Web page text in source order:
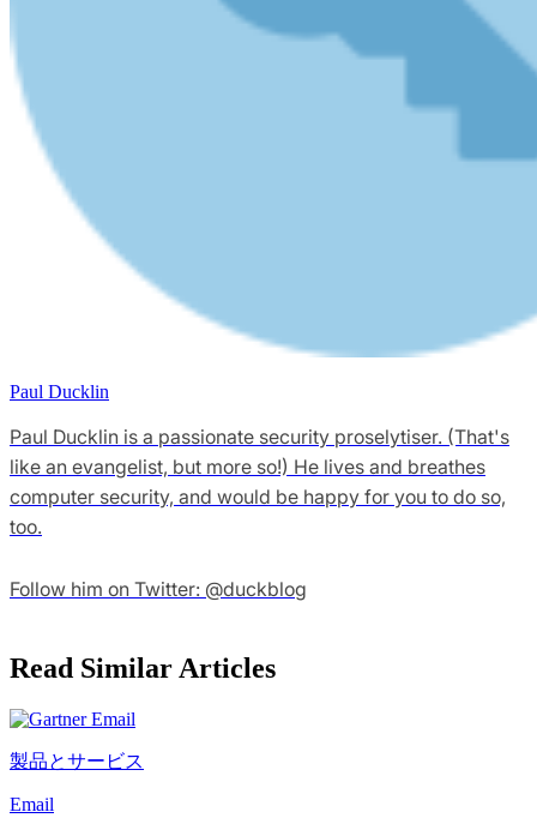
Paul Ducklin
Paul Ducklin is a passionate security proselytiser. (That's
like an evangelist, but more so!) He lives and breathes
computer security, and would be happy for you to do so,
too.
Follow him on Twitter: @duckblog
Read Similar Articles
製品とサービス
Email